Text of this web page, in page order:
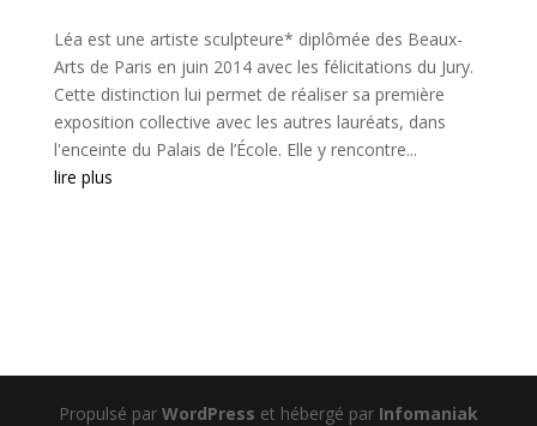
Léa est une artiste sculpteure* diplômée des Beaux-
Arts de Paris en juin 2014 avec les félicitations du Jury.
Cette distinction lui permet de réaliser sa première
exposition collective avec les autres lauréats, dans
l'enceinte du Palais de l’École. Elle y rencontre...
lire plus
Propulsé par WordPress et hébergé par Infomaniak